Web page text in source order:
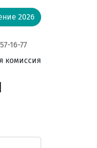
2026
16-77
комиссия